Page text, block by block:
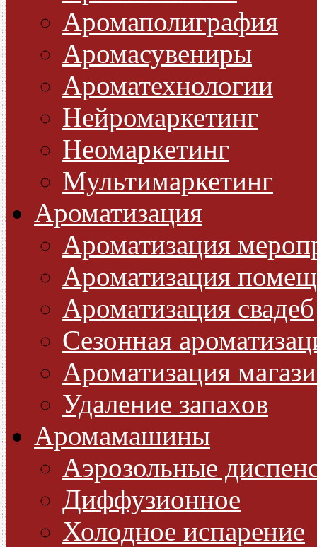
Аромаполиграфия
Аромасувениры
Ароматехнологии
Нейромаркетинг
Неомаркетинг
Мультимаркетинг
Ароматизация
Ароматизация
Ароматизация
Ароматизация свадеб
Сезонная
Ароматизация
Удаление запахов
Аромамашины
Аэрозольные
Диффузионное
Холодное испарение